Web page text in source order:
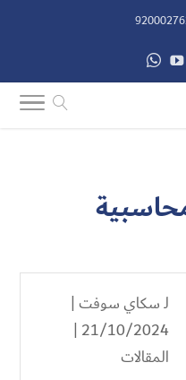
لـسكاي سوفت |
21/10/2024 |
المقالات